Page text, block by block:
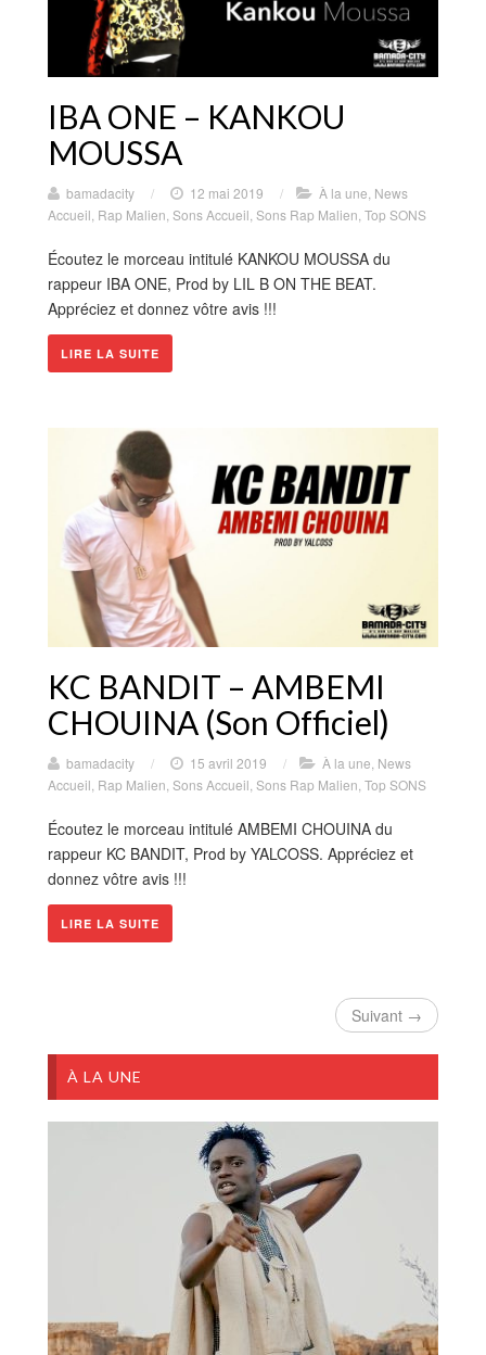
IBA ONE – KANKOU
MOUSSA
bamadacity / 12 mai 2019 / À la une News
Accueil Rap Malien Sons Accueil Sons Rap Malien Top SONS
Écoutez le morceau intitulé KANKOU MOUSSA du
rappeur IBA ONE, Prod by LIL B ON THE BEAT.
Appréciez et donnez vôtre avis !!!
LIRE LA SUITE
KC BANDIT – AMBEMI
CHOUINA (Son Officiel)
bamadacity / 15 avril 2019 / À la une, News
Accueil, Rap Malien,Sons Accueil,Sons Rap Malien,Top SONS
Écoutez le morceau intitulé AMBEMI CHOUINA du
rappeur KC BANDIT, Prod by YALCOSS. Appréciez et
donnez vôtre avis !!!
LIRE LA SUITE
Suivant →
À LA UNE